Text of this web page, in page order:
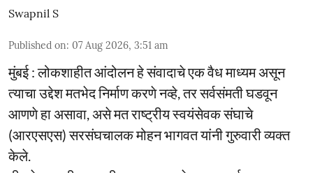
Swapnil S
Published on: 07 Aug 2026, 3:51 am
मुंबई : लोकशाहीत आंदोलन हे संवादाचे एक वैध माध्यम असून
त्याचा उद्देश मतभेद निर्माण करणे नव्हे, तर सर्वसंमती घडवून
आणणे हा असावा, असे मत राष्ट्रीय स्वयंसेवक संघाचे
(आरएसएस) सरसंघचालक मोहन भागवत यांनी गुरुवारी व्यक्त
केले.